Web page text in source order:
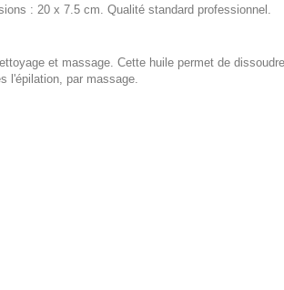
: 20 x 7.5 cm. Qualité standard professionnel.
et massage. Cette huile permet de
l'épilation, par massage.